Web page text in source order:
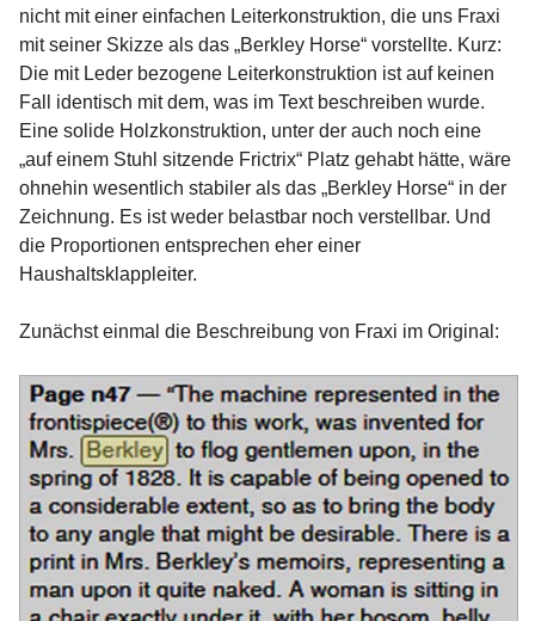
nicht mit einer einfachen Leiterkonstruktion, die uns Fraxi
mit seiner Skizze als das „Berkley Horse“ vorstellte. Kurz:
Die mit Leder bezogene Leiterkonstruktion ist auf keinen
Fall identisch mit dem, was im Text beschreiben wurde.
Eine solide Holzkonstruktion, unter der auch noch eine
„auf einem Stuhl sitzende Frictrix“ Platz gehabt hätte, wäre
ohnehin wesentlich stabiler als das „Berkley Horse“ in der
Zeichnung. Es ist weder belastbar noch verstellbar. Und
die Proportionen entsprechen eher einer
Haushaltsklappleiter.
Zunächst einmal die Beschreibung von Fraxi im Original: